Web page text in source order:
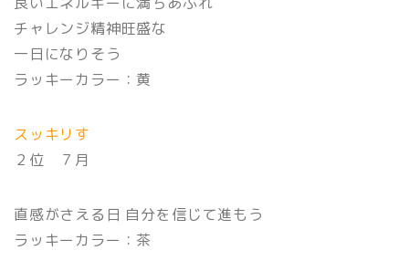
チャレンジ精神旺盛な
一日になりそう
ラッキーカラー：黄
スッキリす
２位 ７月
直感がさえる日 自分を信じて進もう
ラッキーカラー：茶